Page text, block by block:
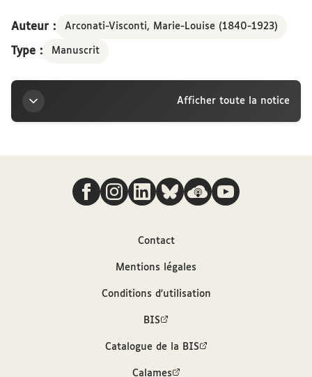
Auteur : Arconati-Visconti, Marie-Louise (1840-1923)
Type : Manuscrit
Afficher toute la notice
Titre
Lettre de la marquise Arconati-Visconti à Paul
Appell, 14 juillet
Arconati-Visconti, Marie-Louise (1840-1923)
Nous suivre
Contact
Mentions légales
Conditions d'utilisation
BIS
Catalogue de la BIS
Calames